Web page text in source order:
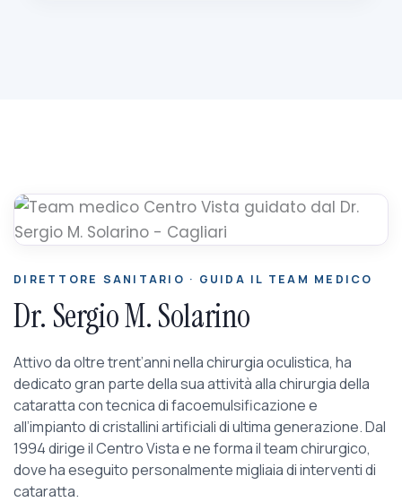
DIRETTORE SANITARIO · GUIDA IL TEAM MEDICO
Dr. Sergio M. Solarino
Attivo da oltre trent’anni nella chirurgia oculistica, ha
dedicato gran parte della sua attività alla chirurgia della
cataratta con tecnica di facoemulsificazione e
all’impianto di cristallini artificiali di ultima generazione. Dal
1994 dirige il Centro Vista e ne forma il team chirurgico,
dove ha eseguito personalmente migliaia di interventi di
cataratta.